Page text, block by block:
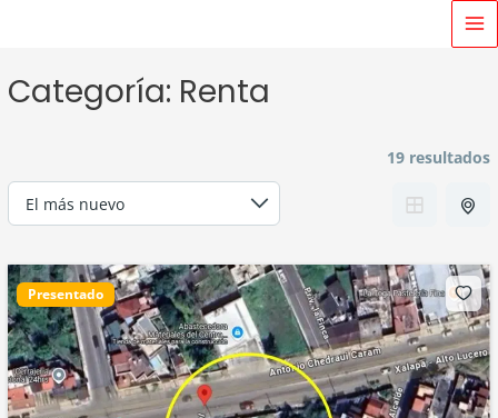
Categoría: Renta
19 resultados
Presentado